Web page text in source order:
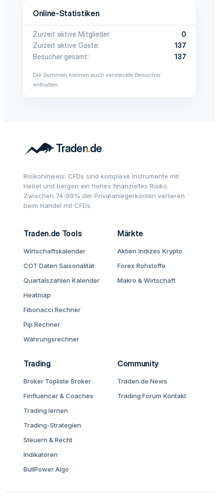
Online-Statistiken
Zurzeit aktive Mitglieder
0
Zurzeit aktive Gäste
137
Besucher gesamt
137
Die Summen können auch versteckte Besucher
enthalten.
Risikohinweis: CFDs sind komplexe Instrumente mit
Hebel und bergen ein hohes finanzielles Risiko.
Zwischen 74-89% der Privatanlegerkonten verlieren
beim Handel mit CFDs.
Traden.de Tools
Wirtschaftskalender
COT Daten Saisonalität
Quartalszahlen Kalender
Heatmap
Fibonacci Rechner
Pip Rechner
Währungsrechner
Märkte
Aktien Indizes Krypto
Forex Rohstoffe
Makro & Wirtschaft
Trading
Broker Topliste Broker
Finfluencer & Coaches
Trading lernen
Trading-Strategien
Steuern & Recht
Indikatoren
BullPower Algo
Community
Traden.de News
Trading Forum Kontakt